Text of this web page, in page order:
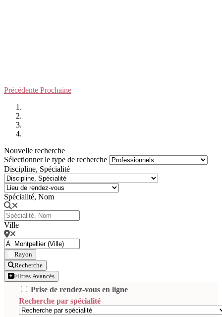
Précédente Prochaine
Nouvelle recherche
Sélectionner le type de recherche
Discipline, Spécialité
Spécialité, Nom
Ville
Rayon
Recherche
Filtres Avancés
Prise de rendez-vous en ligne
Recherche par spécialité